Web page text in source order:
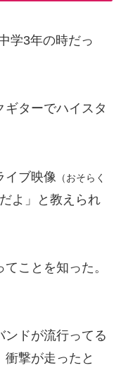
学3年の時だっ
ターでハイスタ
イブ映像
（おそらく
よ」と教えられ
ことを知った。
ドが流行ってる
撃が走ったと